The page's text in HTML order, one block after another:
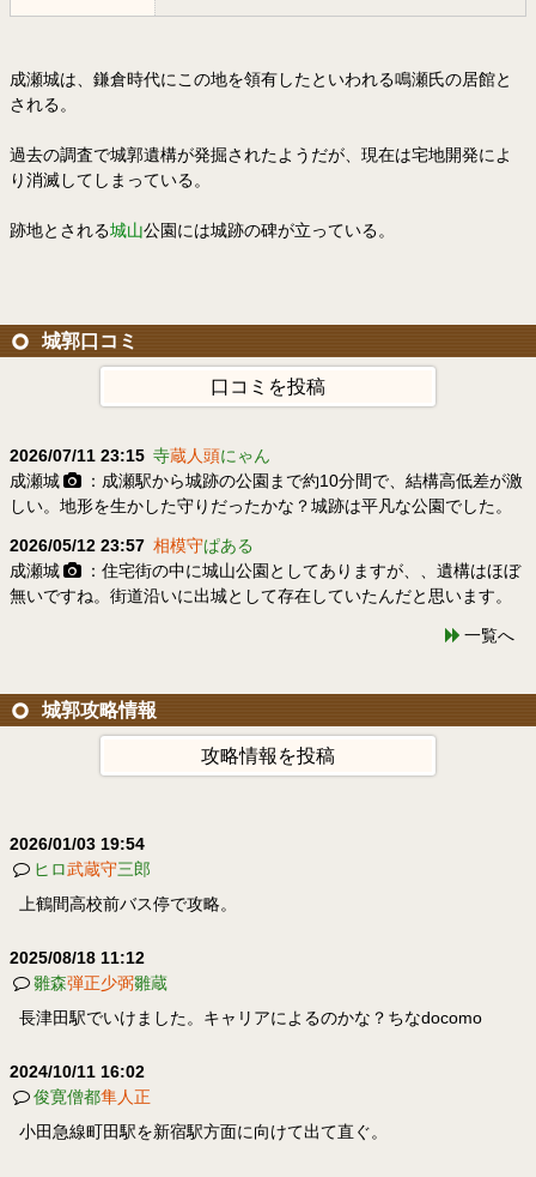
成瀬城は、鎌倉時代にこの地を領有したといわれる鳴瀬氏の居館と
される。
過去の調査で城郭遺構が発掘されたようだが、現在は宅地開発によ
り消滅してしまっている。
跡地とされる城山公園には城跡の碑が立っている。
城郭口コミ
口コミを投稿
2026/07/11 23:15 寺蔵人頭にゃん
成瀬城
：成瀬駅から城跡の公園まで約10分間で、結構高低差が激
しい。地形を生かした守りだったかな？城跡は平凡な公園でした。
2026/05/12 23:57 相模守ぱある
成瀬城
：住宅街の中に城山公園としてありますが、、遺構はほぼ
無いですね。街道沿いに出城として存在していたんだと思います。
一覧へ
城郭攻略情報
攻略情報を投稿
2026/01/03 19:54
ヒロ武蔵守三郎
上鶴間高校前バス停で攻略。
2025/08/18 11:12
雛森弾正少弼雛蔵
長津田駅でいけました。キャリアによるのかな？ちなdocomo
2024/10/11 16:02
俊寛僧都隼人正
小田急線町田駅を新宿駅方面に向けて出て直ぐ。